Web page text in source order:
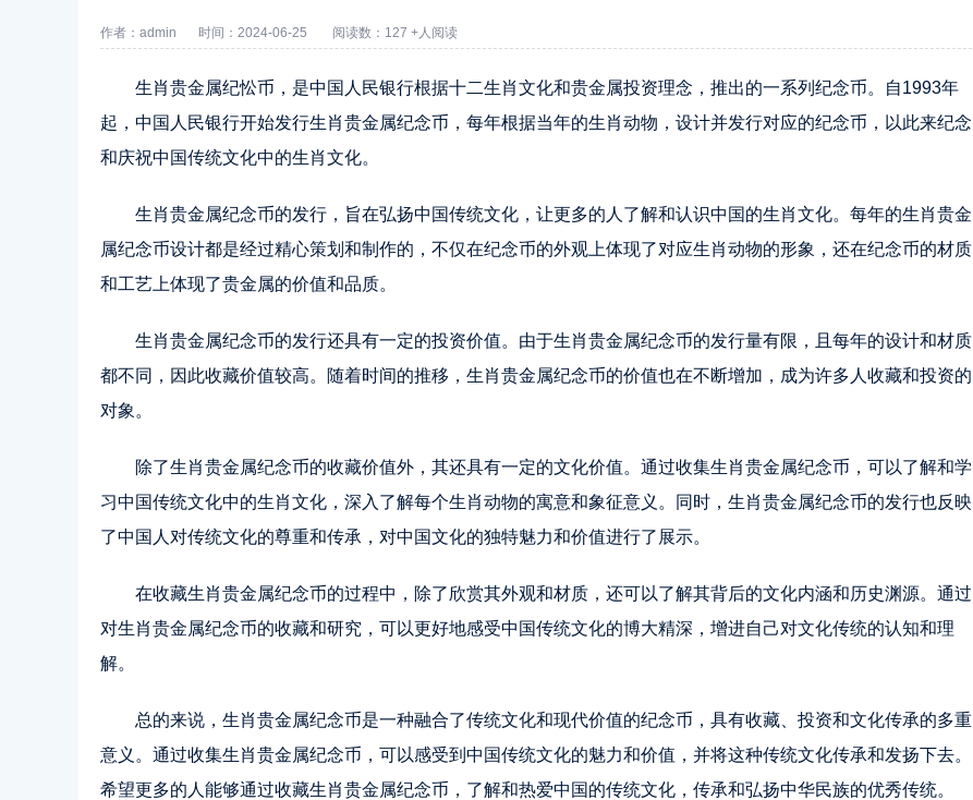
作者：admin 时间：2024-06-25 阅读数：127 +人阅读
生肖贵金属纪忪币，是中国人民银行根据十二生肖文化和贵金属投资理念，推出的一系列纪念币。自1993年
起，中国人民银行开始发行生肖贵金属纪念币，每年根据当年的生肖动物，设计并发行对应的纪念币，以此来纪念
和庆祝中国传统文化中的生肖文化。
生肖贵金属纪念币的发行，旨在弘扬中国传统文化，让更多的人了解和认识中国的生肖文化。每年的生肖贵金
属纪念币设计都是经过精心策划和制作的，不仅在纪念币的外观上体现了对应生肖动物的形象，还在纪念币的材质
和工艺上体现了贵金属的价值和品质。
生肖贵金属纪念币的发行还具有一定的投资价值。由于生肖贵金属纪念币的发行量有限，且每年的设计和材质
都不同，因此收藏价值较高。随着时间的推移，生肖贵金属纪念币的价值也在不断增加，成为许多人收藏和投资的
对象。
除了生肖贵金属纪念币的收藏价值外，其还具有一定的文化价值。通过收集生肖贵金属纪念币，可以了解和学
习中国传统文化中的生肖文化，深入了解每个生肖动物的寓意和象征意义。同时，生肖贵金属纪念币的发行也反映
了中国人对传统文化的尊重和传承，对中国文化的独特魅力和价值进行了展示。
在收藏生肖贵金属纪念币的过程中，除了欣赏其外观和材质，还可以了解其背后的文化内涵和历史渊源。通过
对生肖贵金属纪念币的收藏和研究，可以更好地感受中国传统文化的博大精深，增进自己对文化传统的认知和理
解。
总的来说，生肖贵金属纪念币是一种融合了传统文化和现代价值的纪念币，具有收藏、投资和文化传承的多重
意义。通过收集生肖贵金属纪念币，可以感受到中国传统文化的魅力和价值，并将这种传统文化传承和发扬下去。
希望更多的人能够通过收藏生肖贵金属纪念币，了解和热爱中国的传统文化，传承和弘扬中华民族的优秀传统。